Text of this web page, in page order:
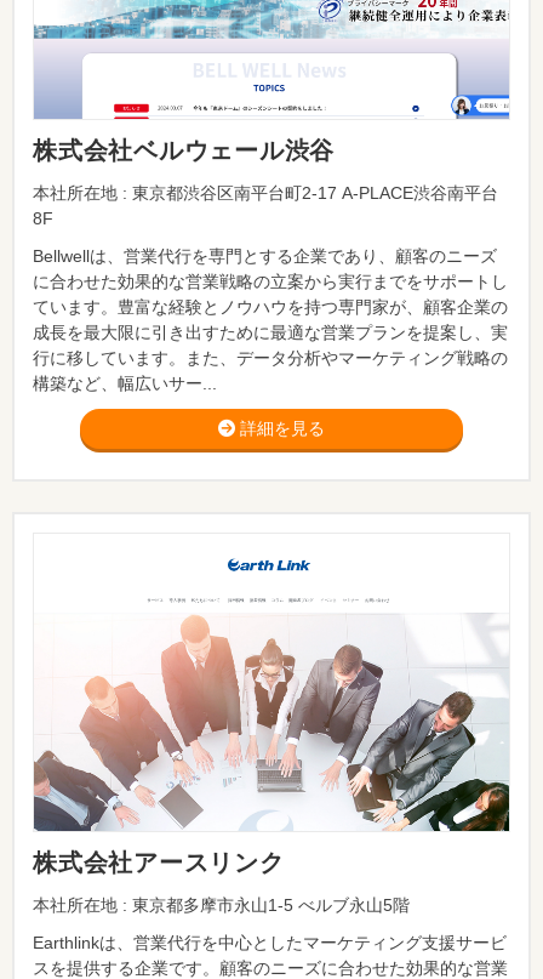
株式会社ベルウェール渋谷
本社所在地 : 東京都渋谷区南平台町2-17 A-PLACE渋谷南平台
8F
Bellwellは、営業代行を専門とする企業であり、顧客のニーズ
に合わせた効果的な営業戦略の立案から実行までをサポートし
ています。豊富な経験とノウハウを持つ専門家が、顧客企業の
成長を最大限に引き出すために最適な営業プランを提案し、実
行に移しています。また、データ分析やマーケティング戦略の
構築など、幅広いサー...
詳細を見る
株式会社アースリンク
本社所在地 : 東京都多摩市永山1-5 べルブ永山5階
Earthlinkは、営業代行を中心としたマーケティング支援サービ
スを提供する企業です。顧客のニーズに合わせた効果的な営業